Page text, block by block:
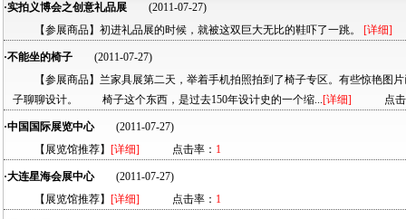
·实拍义博会之创意礼品展 (2011-07-27)
【参展商品】初进礼品展的时候，就被这双巨大无比的鞋吓了一跳。 [详细]
·不能坐的椅子 (2011-07-27)
【参展商品】兰家具展第二天，举着手机拍照拍到了椅子专区。有些惊艳图
子聊聊设计。 椅子这个东西，是过去150年设计史的一个缩...[详细] 点击
·中国国际展览中心(2011-07-27)
【展览馆推荐】 [详细] 点击率： 1
·大连星海会展中心(2011-07-27)
【展览馆推荐】 [详细] 点击率： 1